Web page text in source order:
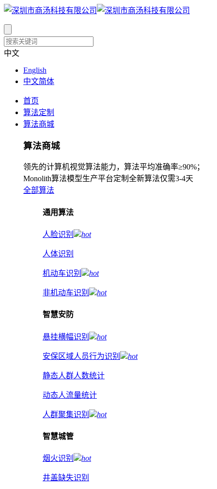
中文
English
中文简体
首页
算法定制
算法商城
算法商城
领先的计算机视觉算法能力，算法平均准确率≥90%；
Monolith算法模型生产平台定制全新算法仅需3-4天
全部算法
通用算法
人脸识别 hot
人体识别
机动车识别 hot
非机动车识别 hot
智慧安防
悬挂横幅识别 hot
安保区域人员行为识别 hot
静态人群人数统计
动态人流量统计
人群聚集识别 hot
智慧城管
烟火识别 hot
井盖缺失识别